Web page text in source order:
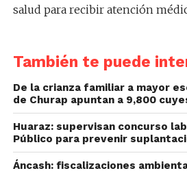
salud para recibir atención
También te puede
De la crianza familiar a mayor
de Churap apuntan a 9,800
Huaraz: supervisan concurso
Público para prevenir
Áncash: fiscalizaciones